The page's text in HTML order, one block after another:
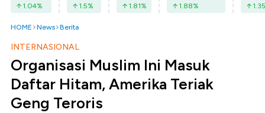
1.04% 1.5% 1.81% 1.88% 1.35
HOME News Berita
INTERNASIONAL
Organisasi Muslim Ini Masuk
Daftar Hitam, Amerika Teriak
Geng Teroris